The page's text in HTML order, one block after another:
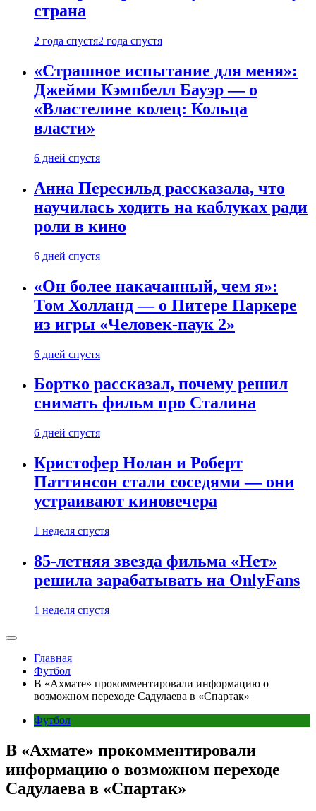
страна
2 года спустя2 года спустя
«Страшное испытание для меня»:
Джейми Кэмпбелл Бауэр — о
«Властелине колец: Кольца
власти»
6 дней спустя
Анна Пересильд рассказала, что
научилась ходить на каблуках ради
роли в кино
6 дней спустя
«Он более накачанный, чем я»:
Том Холланд — о Питере Паркере
из игры «Человек-паук 2»
6 дней спустя
Бортко рассказал, почему решил
снимать фильм про Сталина
6 дней спустя
Кристофер Нолан и Роберт
Паттинсон стали соседями — они
устраивают киновечера
1 неделя спустя
85-летняя звезда фильма «Нет»
решила зарабатывать на OnlyFans
1 неделя спустя
Главная
Футбол
В «Ахмате» прокомментировали информацию о
возможном переходе Садулаева в «Спартак»
Футбол
В «Ахмате» прокомментировали
информацию о возможном переходе
Садулаева в «Спартак»